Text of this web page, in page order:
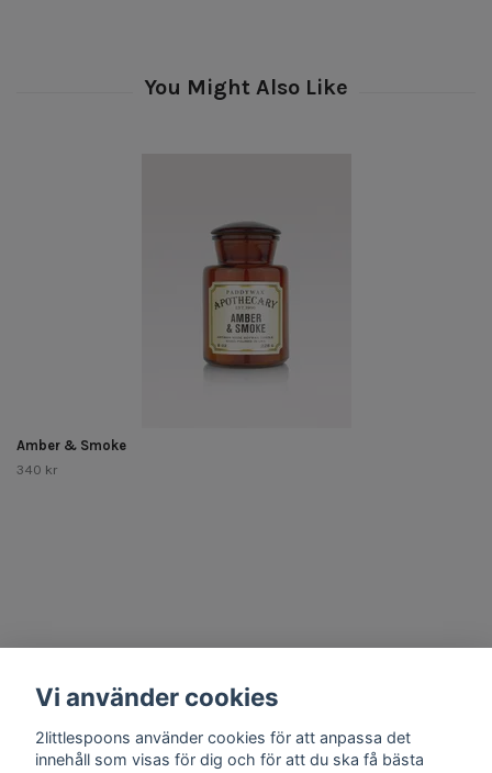
Amber & Smoke
340 kr
Social Media
Vi använder cookies
2littlespoons använder cookies för att anpassa det
innehåll som visas för dig och för att du ska få bästa